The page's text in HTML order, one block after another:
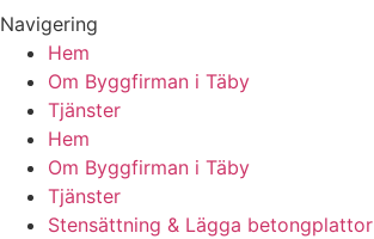
Navigering
Hem
Om Byggfirman i Täby
Tjänster
Hem
Om Byggfirman i Täby
Tjänster
Stensättning & Lägga betongplattor